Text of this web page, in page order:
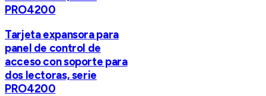
PRO4200
Tarjeta expansora para
panel de control de
acceso con soporte para
dos lectoras, serie
PRO4200